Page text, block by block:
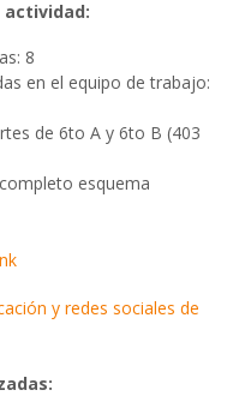
actividad:
8
en el equipo de trabajo:
de 6to A y 6to B (403
esquema
y redes sociales de